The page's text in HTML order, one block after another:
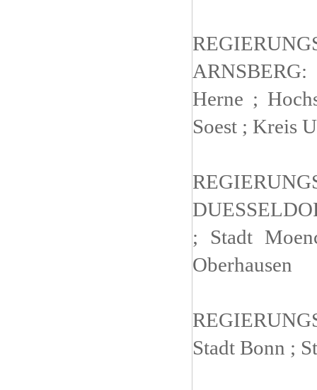
Herne ;
Soest ; Kreis
; Stadt
Oberhausen
Stadt Bonn ;